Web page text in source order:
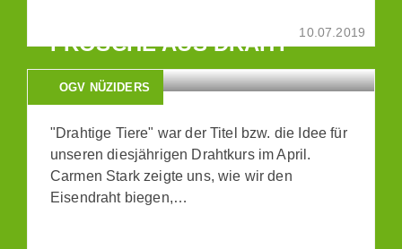
10.07.2019
FRÖSCHE AUS DRAHT
OGV NÜZIDERS
"Drahtige Tiere" war der Titel bzw. die Idee für
unseren diesjährigen Drahtkurs im April.
Carmen Stark zeigte uns, wie wir den
Eisendraht biegen,…